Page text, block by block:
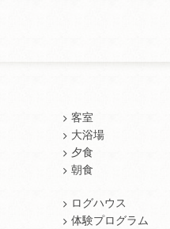
客室
大浴場
夕食
朝食
ログハウス
体験プログラム